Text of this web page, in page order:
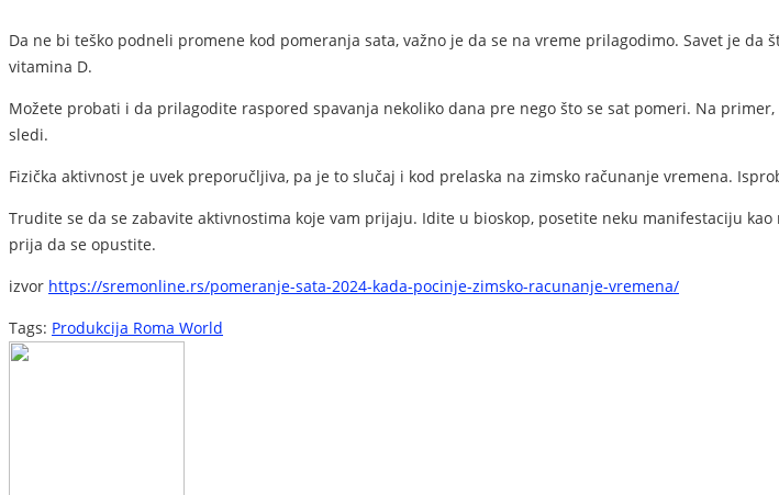
Da ne bi teško podneli promene kod pomeranja sata, važno je da se na vreme prilagodimo. Savet je
vitamina D.
Možete probati i da prilagodite raspored spavanja nekoliko dana pre nego što se sat pomeri. Na
sledi.
Fizička aktivnost je uvek preporučljiva, pa je to slučaj i kod prelaska na zimsko računanje vremena.
Trudite se da se zabavite aktivnostima koje vam prijaju. Idite u bioskop, posetite neku manifestaciju
prija da se opustite.
izvor https://sremonline.rs/pomeranje-sata-2024-kada-pocinje-zimsko-racunanje-vremena/
Tags: Produkcija Roma World